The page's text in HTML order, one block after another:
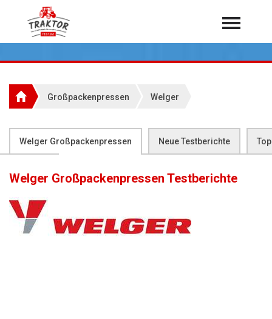
Home
Feldhäcksler
Rundballenpressen
Großpackenpressen
Hoflader
Radlader
Über 7.000 Testberichte
aus der Landwirtschaft
Großpackenpressen Welger
Welger Großpackenpressen Neue Testberichte
Welger Großpackenpressen Testberichte